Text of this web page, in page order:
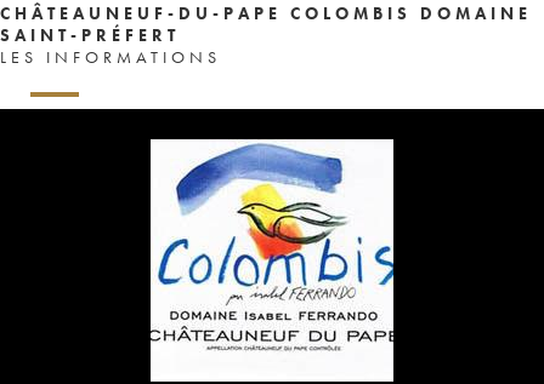
CHÂTEAUNEUF-DU-PAPE COLOMBIS DOMAINE
SAINT-PRÉFERT
LES INFORMATIONS